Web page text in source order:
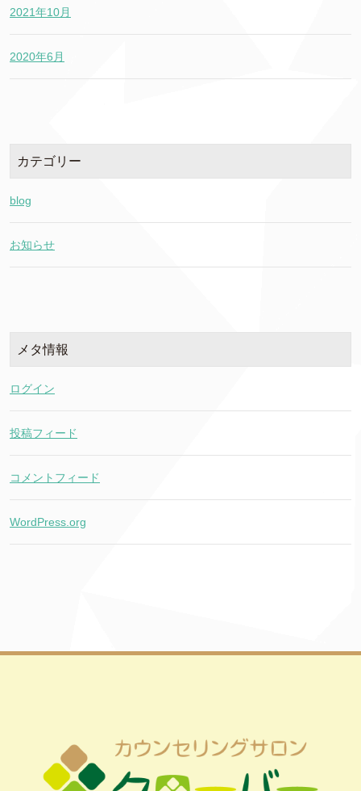
2021年10月
2020年6月
カテゴリー
blog
お知らせ
メタ情報
ログイン
投稿フィード
コメントフィード
WordPress.org